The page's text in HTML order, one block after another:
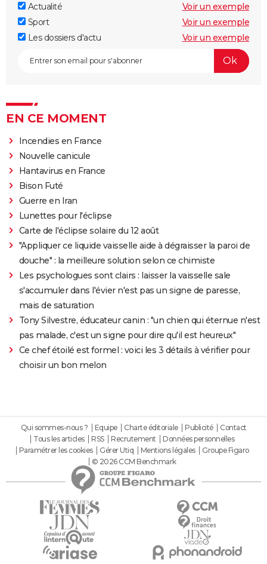
Actualité
Voir un exemple
Sport
Voir un exemple
Les dossiers d'actu
Voir un exemple
EN CE MOMENT
Incendies en France
Nouvelle canicule
Hantavirus en France
Bison Futé
Guerre en Iran
Lunettes pour l'éclipse
Carte de l'éclipse solaire du 12 août
"Appliquer ce liquide vaisselle aide à dégraisser la paroi de
douche" : la meilleure solution selon ce chimiste
Les psychologues sont clairs : laisser la vaisselle sale
s'accumuler dans l'évier n'est pas un signe de paresse,
mais de saturation
Tony Silvestre, éducateur canin : "un chien qui éternue n'est
pas malade, c'est un signe pour dire qu'il est heureux"
Ce chef étoilé est formel : voici les 3 détails à vérifier pour
choisir un bon melon
Qui sommes-nous ? Equipe Charte éditoriale Publicité
Contact
Tous les articles
RSS Recrutement
Données personnelles
Paramétrer les cookies
Gérer Utiq Mentions légales
Groupe Figaro
© 2026 CCM Benchmark